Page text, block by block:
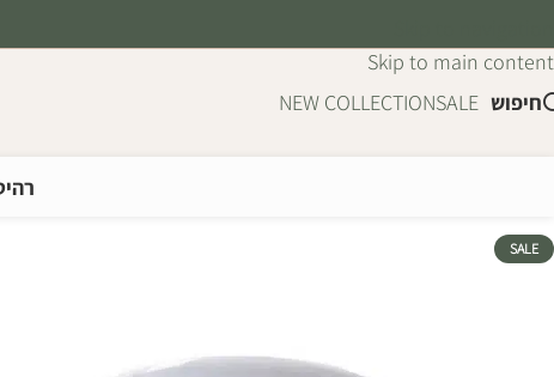
Skip to main content
חיפוש SALE
NEW COLLECTION
SALE